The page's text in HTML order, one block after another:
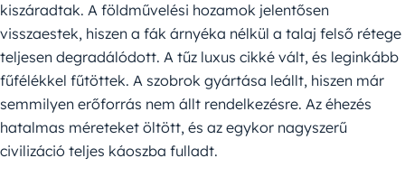
kiszáradtak. A földművelési hozamok jelentősen
visszaestek, hiszen a fák árnyéka nélkül a talaj felső rétege
teljesen degradálódott. A tűz luxus cikké vált, és leginkább
fűfélékkel fűtöttek. A szobrok gyártása leállt, hiszen már
semmilyen erőforrás nem állt rendelkezésre. Az éhezés
hatalmas méreteket öltött, és az egykor nagyszerű
civilizáció teljes káoszba fulladt.